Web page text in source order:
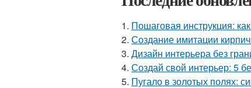
1. Пошаговая инструкция:
2. Создание имитации
3. Дизайн интерьера без
4. Создай свой интерьер: 5
5. Пугало в золотых полях: